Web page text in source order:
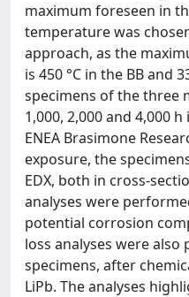
maximum foreseen in
temperature was
approach, as the
is 450 °C in the BB and
specimens of the three
1,000, 2,000 and 4,000
ENEA Brasimone
exposure, the
EDX, both in cross-
analyses were
potential corrosion
loss analyses were
specimens, after
LiPb. The analyses